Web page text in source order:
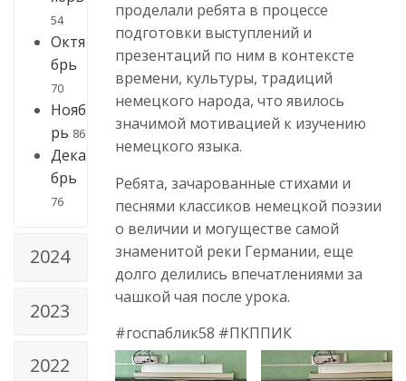
54
Октя
брь
70
Нояб
рь 86
Дека
брь
76
2024
2023
2022
проделали ребята в процессе
подготовки выступлений и
презентаций по ним в контексте
времени, культуры, традиций
немецкого народа, что явилось
значимой мотивацией к изучению
немецкого языка.
Ребята, зачарованные стихами и
песнями классиков немецкой поэзии
о величии и могуществе самой
знаменитой реки Германии, еще
долго делились впечатлениями за
чашкой чая после урока.
#госпаблик58 #ПКППИК